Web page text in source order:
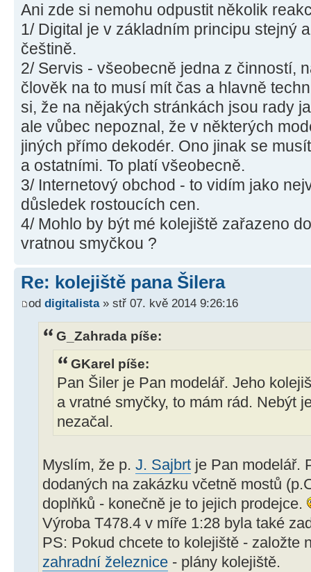
Ani zde si nemohu odpustit několik
1/ Digital je v základním principu stejný
češtině.
2/ Servis - všeobecně jedna z činností,
člověk na to musí mít čas a hlavně
si, že na nějakých stránkách jsou rady
ale vůbec nepoznal, že v některých
jiných přímo dekodér. Ono jinak se
a ostatními. To platí všeobecně.
3/ Internetový obchod - to vidím jako
důsledek rostoucích cen.
4/ Mohlo by být mé kolejiště zařazeno
vratnou smyčkou ?
Re: kolejiště pana Šilera
od digitalista» stř 07. kvě 2014 9:26:16
G_Zahrada píše:
GKarel píše:
Pan Šiler je Pan modelář. Jeho
a vratné smyčky, to mám rád. Nebýt
nezačal.
Myslím, že p. J. Sajbrt je Pan modelář.
dodaných na zakázku včetně mostů
doplňků - konečně je to jejich prodejce.
Výroba T478.4 v míře 1:28 byla také
PS: Pokud chcete to kolejiště - založte
zahradní železnice - plány kolejiště.